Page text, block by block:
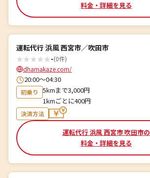
料金・詳細を見る
運転代行 浜風 西宮市／吹田市
★★★★★-(0件)
dhamakaze.com/
20:00～04:30
初乗り
5kmまで3,000円
1kmごとに400円
決済方法
運転代行 浜風 西宮市 吹田市の
料金・詳細を見る